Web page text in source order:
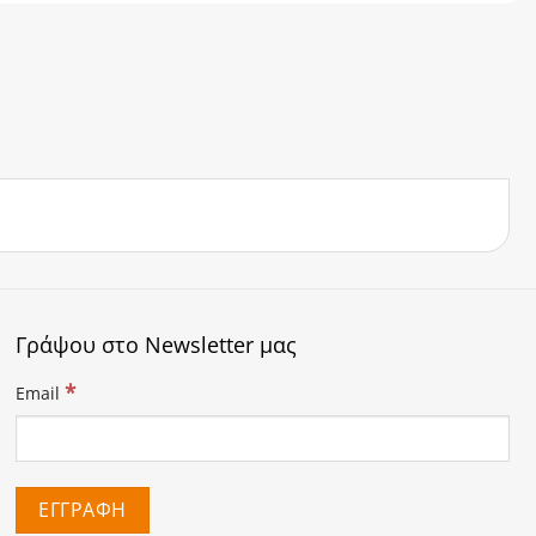
Γράψου στο Newsletter μας
Email *